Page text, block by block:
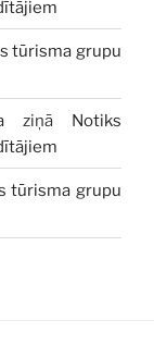
tūrisma grupu
ziņā Notiks
tūrisma grupu